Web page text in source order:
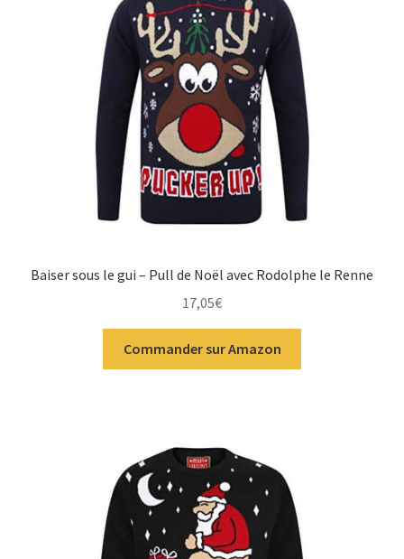
Baiser sous le gui – Pull de Noël avec Rodolphe le Renne
17,05€
Commander sur Amazon